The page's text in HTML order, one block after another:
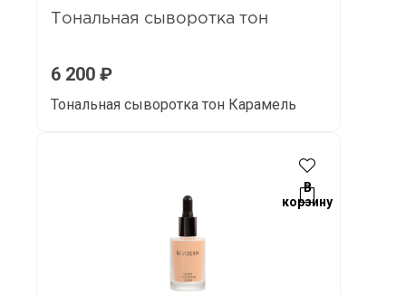
Тональная сыворотка тон
6 200 ₽
Тональная сыворотка тон Карамель
В
корзину